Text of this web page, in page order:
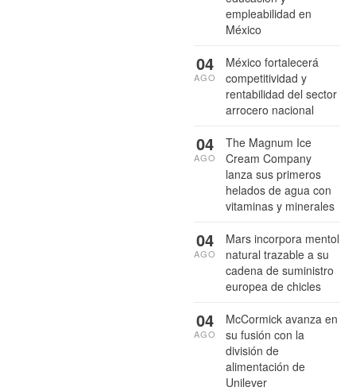
empleabilidad en
México
México fortalecerá
competitividad y
rentabilidad del sector
arrocero nacional
04
AGO
The Magnum Ice
Cream Company
lanza sus primeros
helados de agua con
vitaminas y minerales
04
AGO
Mars incorpora mentol
natural trazable a su
cadena de suministro
europea de chicles
04
AGO
McCormick avanza en
su fusión con la
división de
alimentación de
Unilever
04
AGO